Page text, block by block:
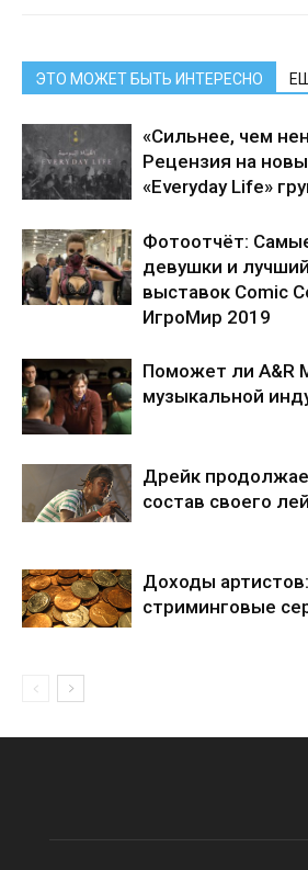
ЭТО МОЖЕТ БЫТЬ ИНТЕРЕСНО
«Сильнее, чем
Рецензия на
«Everyday Life»
Фотоотчёт:
девушки и
выставок Comic
ИгроМир 2019
Поможет ли A&R
музыкальной
Дрейк
состав своего
Доходы
стриминговые